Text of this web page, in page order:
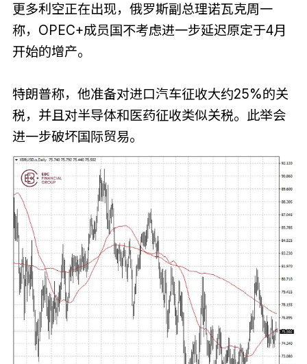
更多利空正在出现，俄罗斯副总理诺瓦克周一
称，OPEC+成员国不考虑进一步延迟原定于4月
开始的增产。
特朗普称，他准备对进口汽车征收大约25%的关
税，并且对半导体和医药征收类似关税。此举会
进一步破坏国际贸易。